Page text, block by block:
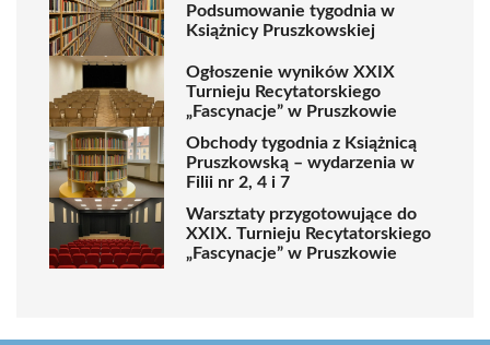
Podsumowanie tygodnia w
Książnicy Pruszkowskiej
Ogłoszenie wyników XXIX
Turnieju Recytatorskiego
„Fascynacje” w Pruszkowie
Obchody tygodnia z Książnicą
Pruszkowską – wydarzenia w
Filii nr 2, 4 i 7
Warsztaty przygotowujące do
XXIX. Turnieju Recytatorskiego
„Fascynacje” w Pruszkowie